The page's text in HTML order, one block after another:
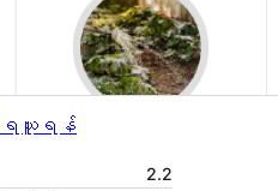
ရယူရန်
2.2